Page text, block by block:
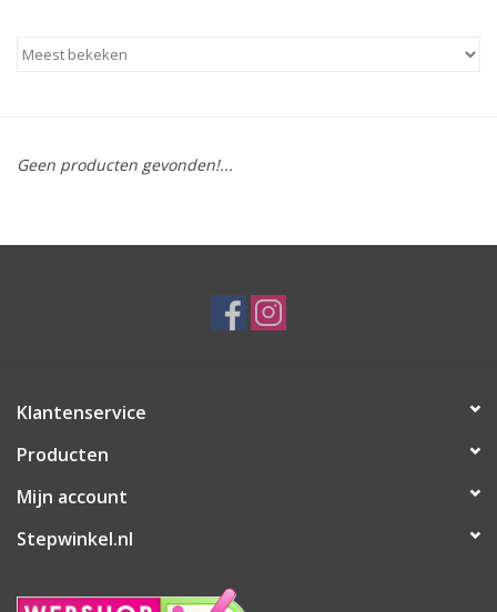
Geen producten gevonden!...
Klantenservice
Producten
Mijn account
Stepwinkel.nl